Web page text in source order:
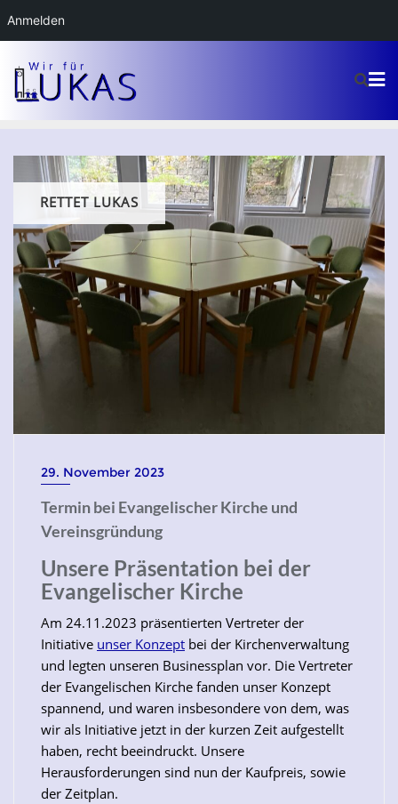
Anmelden
RETTET LUKAS
29. November 2023
Termin bei Evangelischer Kirche und
Vereinsgründung
Unsere Präsentation bei der
Evangelischer Kirche
Am 24.11.2023 präsentierten Vertreter der
Initiative unser Konzept bei der Kirchenverwaltung
und legten unseren Businessplan vor. Die Vertreter
der Evangelischen Kirche fanden unser Konzept
spannend, und waren insbesondere von dem, was
wir als Initiative jetzt in der kurzen Zeit aufgestellt
haben, recht beeindruckt. Unsere
Herausforderungen sind nun der Kaufpreis, sowie
der Zeitplan.